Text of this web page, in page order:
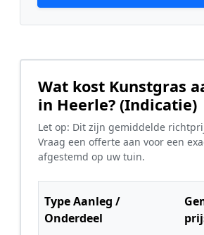
Wat kost Kunstgras
in Heerle? (Indicatie)
Let op: Dit zijn gemiddelde
Vraag een offerte aan voor een
afgestemd op uw tuin.
Type Aanleg /
Onderdeel